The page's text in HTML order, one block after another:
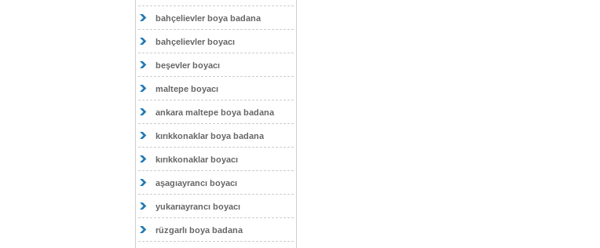
bahçelievler boya badana
bahçelievler boyacı
beşevler boyacı
maltepe boyacı
ankara maltepe boya badana
kırıkkonaklar boya badana
kırıkkonaklar boyacı
aşagıayrancı boyacı
yukarıayrancı boyacı
rüzgarlı boya badana